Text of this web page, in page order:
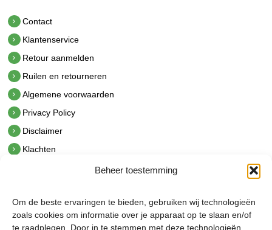
Beheer toestemming
Om de beste ervaringen te bieden, gebruiken wij technologieën
zoals cookies om informatie over je apparaat op te slaan en/of
te raadplegen. Door in te stemmen met deze technologieën
Contact
Klantenservice
Retour aanmelden
Ruilen en retourneren
Algemene voorwaarden
Privacy Policy
Disclaimer
Klachten
hetindustriehuis B.V.
De Hoek 1 1601 MR Enkhuizen
t.0228 53 00 40